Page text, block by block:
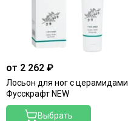
от 2 262 ₽
Лосьон для ног с церамидами
Фусскрафт NEW
Выбрать